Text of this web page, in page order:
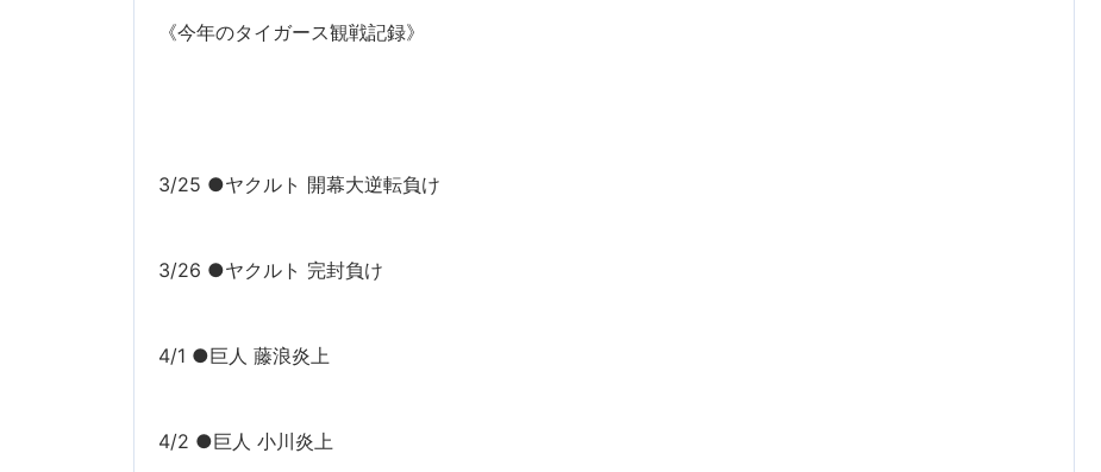
《今年のタイガース観戦記録》
3/25 ●ヤクルト 開幕大逆転負け
3/26 ●ヤクルト 完封負け
4/1 ●巨人 藤浪炎上
4/2 ●巨人 小川炎上